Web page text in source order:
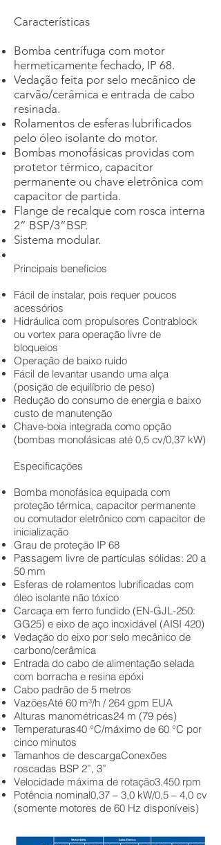
Características
Bomba centrífuga com motor
hermeticamente fechado, IP 68.
Vedação feita por selo mecânico de
carvão/cerâmica e entrada de cabo
resinada.
Rolamentos de esferas lubrificados
pelo óleo isolante do motor.
Bombas monofásicas providas com
protetor térmico, capacitor
permanente ou chave eletrônica com
capacitor de partida.
Flange de recalque com rosca interna
2” BSP/3”BSP.
Sistema modular.
Principais benefícios
Fácil de instalar, pois requer poucos
acessórios
Hidráulica com propulsores Contrablock
ou vortex para operação livre de
bloqueios
Operação de baixo ruído
Fácil de levantar usando uma alça
(posição de equilíbrio de peso)
Redução do consumo de energia e baixo
custo de manutenção
Chave-boia integrada como opção
(bombas monofásicas até 0,5 cv/0,37 kW)
Especificações
Bomba monofásica equipada com
proteção térmica, capacitor permanente
ou comutador eletrônico com capacitor de
inicialização
Grau de proteção IP 68
Passagem livre de partículas sólidas: 20 a
50 mm
Esferas de rolamentos lubrificadas com
óleo isolante não tóxico
Carcaça em ferro fundido (EN-GJL-250:
GG25) e eixo de aço inoxidável (AISI 420)
Vedação do eixo por selo mecânico de
carbono/cerâmica
Entrada do cabo de alimentação selada
com borracha e resina epóxi
Cabo padrão de 5 metros
VazõesAté 60 m³/h / 264 gpm EUA
Alturas manométricas24 m (79 pés)
Temperaturas40 °C/máximo de 60 °C por
cinco minutos
Tamanhos de descargaConexões
roscadas BSP 2”, 3”
Velocidade máxima de rotação3.450 rpm
Potência nominal0,37 – 3,0 kW/0,5 – 4,0 cv
(somente motores de 60 Hz disponíveis)